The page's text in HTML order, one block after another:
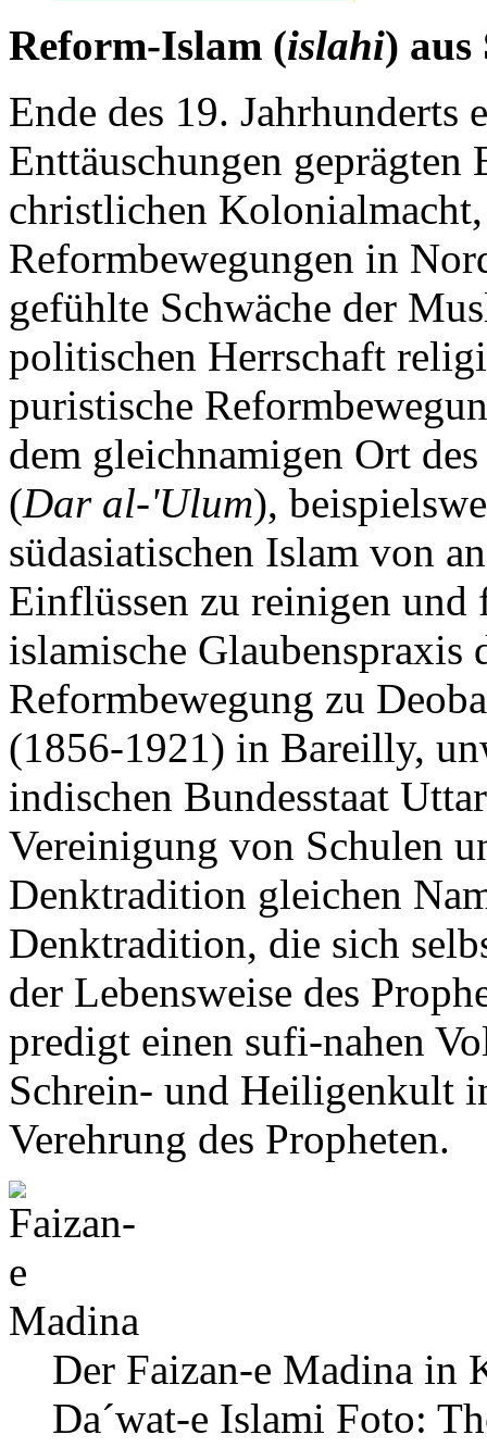
Reform-Islam (islahi) aus
Ende des 19. Jahrhunderts
Enttäuschungen
christlichen
Reformbewegungen in
gefühlte Schwäche der
politischen Herrschaft
puristische
dem gleichnamigen Ort
(Dar al-'Ulum),
südasiatischen Islam von
Einflüssen zu reinigen
islamische
Reformbewegung zu
(1856-1921) in Bareilly,
indischen Bundesstaat
Vereinigung von Schulen
Denktradition gleichen
Denktradition, die sich
der Lebensweise des
predigt einen sufi-nahen
Schrein- und Heiligenkult
Verehrung des Propheten.
Der Faizan-e Madina in
Da´wat-e Islami Foto: